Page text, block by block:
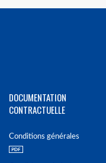
DOCUMENTATION
CONTRACTUELLE
Conditions générales